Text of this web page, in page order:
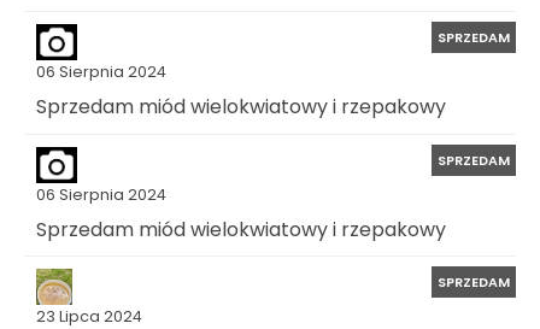
06 Sierpnia 2024
SPRZEDAM
Sprzedam miód wielokwiatowy i rzepakowy
06 Sierpnia 2024
SPRZEDAM
Sprzedam miód wielokwiatowy i rzepakowy
23 Lipca 2024
SPRZEDAM